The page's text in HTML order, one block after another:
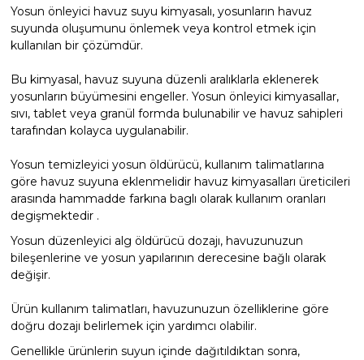
Yosun önleyici havuz suyu kimyasalı, yosunların havuz
suyunda oluşumunu önlemek veya kontrol etmek için
kullanılan bir çözümdür.
Bu kimyasal, havuz suyuna düzenli aralıklarla eklenerek
yosunların büyümesini engeller. Yosun önleyici kimyasallar,
sıvı, tablet veya granül formda bulunabilir ve havuz sahipleri
tarafından kolayca uygulanabilir.
Yosun temizleyici yosun öldürücü, kullanım talimatlarına
göre havuz suyuna eklenmelidir havuz kimyasalları üreticileri
arasında hammadde farkına baglı olarak kullanım oranları
degişmektedir .
Yosun düzenleyici alg öldürücü dozajı, havuzunuzun
bileşenlerine ve yosun yapılarının derecesine bağlı olarak
değişir.
Ürün kullanım talimatları, havuzunuzun özelliklerine göre
doğru dozajı belirlemek için yardımcı olabilir.
Genellikle ürünlerin suyun içinde dağıtıldıktan sonra,